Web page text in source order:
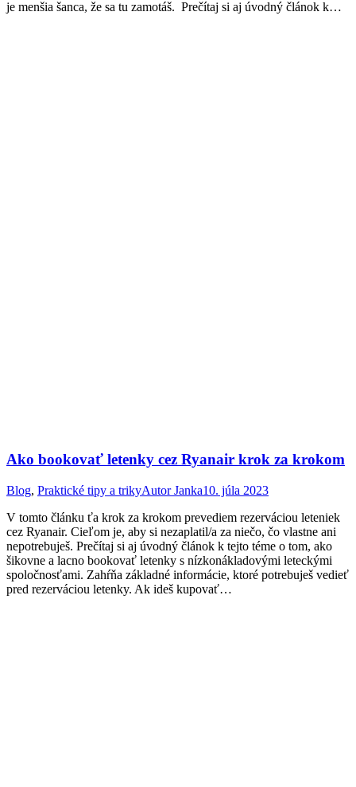
je menšia šanca, že sa tu zamotáš. Prečítaj si aj úvodný článok k…
Ako bookovať letenky cez Ryanair krok za krokom
Blog, Praktické tipy a trikyAutorJanka10. júla 2023
V tomto článku ťa krok za krokom prevediem rezerváciou leteniek
cez Ryanair. Cieľom je, aby si nezaplatil/a za niečo, čo vlastne ani
nepotrebuješ. Prečítaj si aj úvodný článok k tejto téme o tom, ako
šikovne a lacno bookovať letenky s nízkonákladovými leteckými
spoločnosťami. Zahŕňa základné informácie, ktoré potrebuješ vedieť
pred rezerváciou letenky. Ak ideš kupovať…